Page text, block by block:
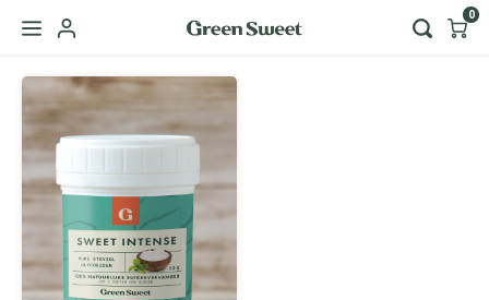
Hoofdmenu / green sweet zakelijk
Nederlands
English
0